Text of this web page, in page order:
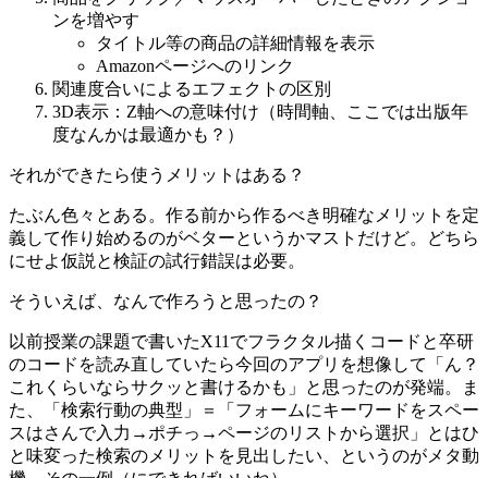
ンを増やす
タイトル等の商品の詳細情報を表示
Amazonページへのリンク
関連度合いによるエフェクトの区別
3D表示：Z軸への意味付け（時間軸、ここでは出版年
度なんかは最適かも？）
それができたら使うメリットはある？
たぶん色々とある。作る前から作るべき明確なメリットを定
義して作り始めるのがベターというかマストだけど。どちら
にせよ仮説と検証の試行錯誤は必要。
そういえば、なんで作ろうと思ったの？
以前授業の課題で書いたX11でフラクタル描くコードと卒研
のコードを読み直していたら今回のアプリを想像して「ん？
これくらいならサクッと書けるかも」と思ったのが発端。ま
た、「検索行動の典型」＝「フォームにキーワードをスペー
スはさんで入力→ポチっ→ページのリストから選択」とはひ
と味変った検索のメリットを見出したい、というのがメタ動